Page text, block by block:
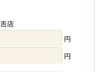
店
円
円